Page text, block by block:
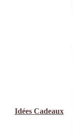
Idées Cadeaux